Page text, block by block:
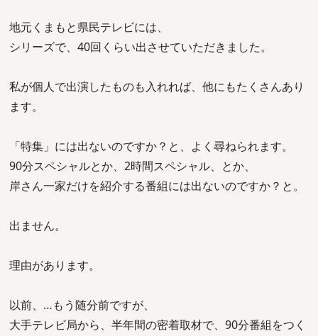
地元くまもと県民テレビには、
シリーズで、40回くらい出させていただきました。
私が個人で出演したものも入れれば、他にもたくさんあり
ます。
「特集」には出ないのですか？と、よく尋ねられます。
90分スペシャルとか、2時間スペシャル、とか、
岸さん一家だけを紹介する番組には出ないのですか？と。
出ません。
理由があります。
以前、…もう随分前ですが、
大手テレビ局から、半年間の密着取材で、90分番組をつく